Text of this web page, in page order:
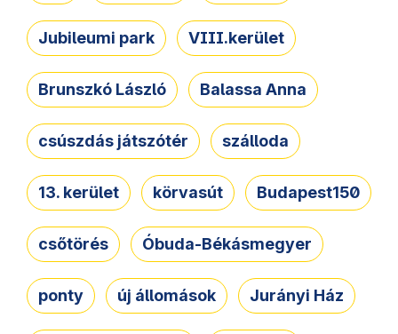
Jubileumi park VIII.kerület
Brunszkó László Balassa Anna
csúszdás játszótér szálloda
13. kerület körvasút Budapest150
csőtörés Óbuda-Békásmegyer
ponty új állomások Jurányi Ház